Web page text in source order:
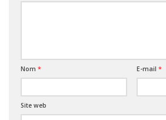
Nom * E-mail *
Site web